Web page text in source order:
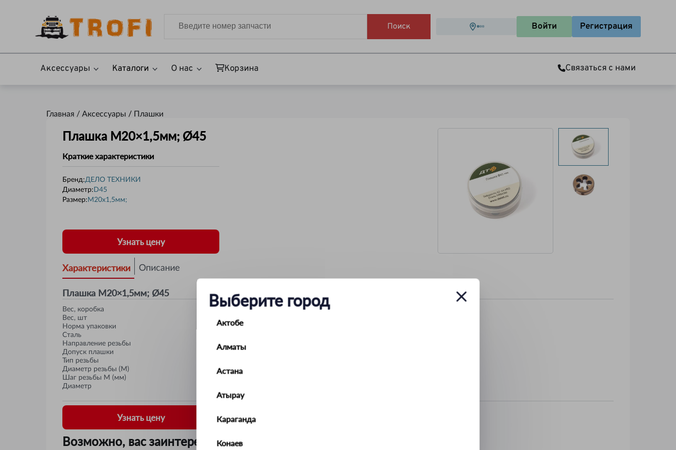
Поиск
Выберите город
Актобе
Алматы
Астана
Атырау
Караганда
Конаев
Войти Регистрация
Аксессуары Каталоги О нас Корзина Связаться с нами
Главная / Аксессуары / Плашки
Плашка M20×1,5мм; Ø45
Краткие характеристики
Бренд:ДЕЛО ТЕХНИКИ
Диаметр: D45
Размер: M20x1,5мм;
Узнать цену
Характеристики Описание
Плашка M20×1,5мм; Ø45
Вес, коробка
28 кг
Вес, шт
Норма упаковки
Сталь
Направление резьбы
Допуск плашки
Тип резьбы
Диаметр резьбы (М)
Шаг резьбы М (мм)
Диаметр
Узнать цену
Возможно, вас заинтересует